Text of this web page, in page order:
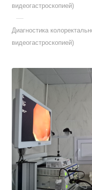
видеогастроскопией)
—
Диагностика
видеогастроскопией)